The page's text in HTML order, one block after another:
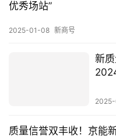
察
资
优秀场站”
2025-01-08 新商号
新
质量信誉双丰收！京能